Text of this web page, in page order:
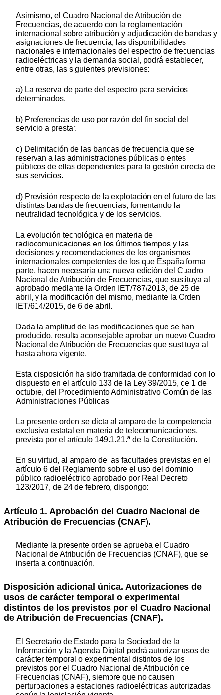
Asimismo, el Cuadro Nacional de Atribución de
Frecuencias, de acuerdo con la reglamentación
internacional sobre atribución y adjudicación de bandas y
asignaciones de frecuencia, las disponibilidades
nacionales e internacionales del espectro de frecuencias
radioeléctricas y la demanda social, podrá establecer,
entre otras, las siguientes previsiones:
a) La reserva de parte del espectro para servicios
determinados.
b) Preferencias de uso por razón del fin social del
servicio a prestar.
c) Delimitación de las bandas de frecuencia que se
reservan a las administraciones públicas o entes
públicos de ellas dependientes para la gestión directa de
sus servicios.
d) Previsión respecto de la explotación en el futuro de las
distintas bandas de frecuencias, fomentando la
neutralidad tecnológica y de los servicios.
La evolución tecnológica en materia de
radiocomunicaciones en los últimos tiempos y las
decisiones y recomendaciones de los organismos
internacionales competentes de los que España forma
parte, hacen necesaria una nueva edición del Cuadro
Nacional de Atribución de Frecuencias, que sustituya al
aprobado mediante la Orden IET/787/2013, de 25 de
abril, y la modificación del mismo, mediante la Orden
IET/614/2015, de 6 de abril.
Dada la amplitud de las modificaciones que se han
producido, resulta aconsejable aprobar un nuevo Cuadro
Nacional de Atribución de Frecuencias que sustituya al
hasta ahora vigente.
Esta disposición ha sido tramitada de conformidad con lo
dispuesto en el artículo 133 de la Ley 39/2015, de 1 de
octubre, del Procedimiento Administrativo Común de las
Administraciones Públicas.
La presente orden se dicta al amparo de la competencia
exclusiva estatal en materia de telecomunicaciones,
prevista por el artículo 149.1.21.ª de la Constitución.
En su virtud, al amparo de las facultades previstas en el
artículo 6 del Reglamento sobre el uso del dominio
público radioeléctrico aprobado por Real Decreto
123/2017, de 24 de febrero, dispongo:
Artículo 1. Aprobación del Cuadro Nacional de
Atribución de Frecuencias (CNAF).
Mediante la presente orden se aprueba el Cuadro
Nacional de Atribución de Frecuencias (CNAF), que se
inserta a continuación.
Disposición adicional única. Autorizaciones de
usos de carácter temporal o experimental
distintos de los previstos por el Cuadro Nacional
de Atribución de Frecuencias (CNAF).
El Secretario de Estado para la Sociedad de la
Información y la Agenda Digital podrá autorizar usos de
carácter temporal o experimental distintos de los
previstos por el Cuadro Nacional de Atribución de
Frecuencias (CNAF), siempre que no causen
perturbaciones a estaciones radioeléctricas autorizadas